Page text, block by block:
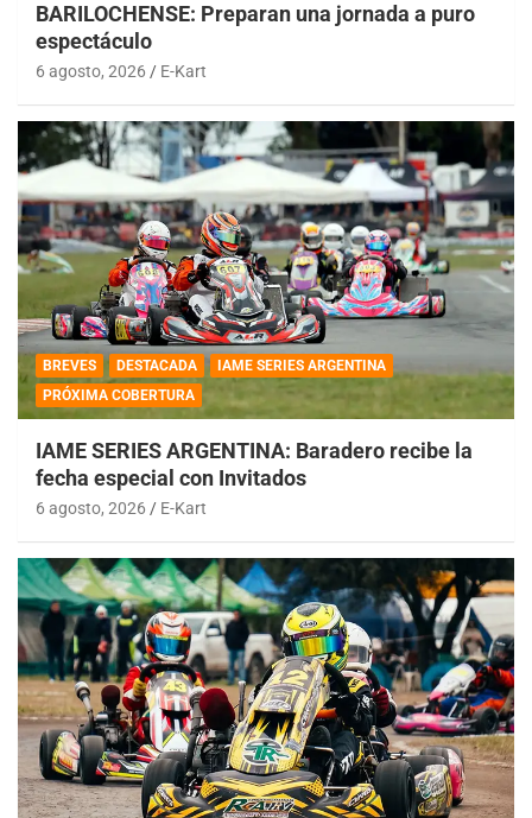
BARILOCHENSE: Preparan una jornada a puro
espectáculo
6 agosto, 2026 E-Kart
BREVES DESTACADA
IAME SERIES ARGENTINA
PRÓXIMA COBERTURA
IAME SERIES ARGENTINA: Baradero recibe la
fecha especial con Invitados
6 agosto, 2026 E-Kart